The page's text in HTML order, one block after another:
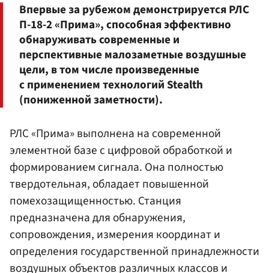
Впервые за рубежом демонстрируется РЛС
П-18-2 «Прима», способная эффективно
обнаруживать современные и
перспективные малозаметные воздушные
цели, в том числе произведенные
с применением технологий Stealth
(пониженной заметности).
РЛС «Прима» выполнена на современной
элементной базе с цифровой обработкой и
формированием сигнала. Она полностью
твердотельная, обладает повышенной
помехозащищенностью. Станция
предназначена для обнаружения,
сопровождения, измерения координат и
определения государственной принадлежности
воздушных объектов различных классов и